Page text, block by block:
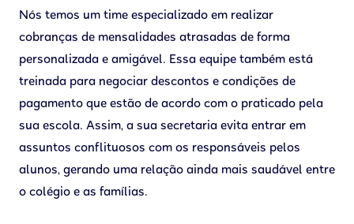
Nós temos um time especializado em realizar
cobranças de mensalidades atrasadas de forma
personalizada e amigável. Essa equipe também está
treinada para negociar descontos e condições de
pagamento que estão de acordo com o praticado pela
sua escola. Assim, a sua secretaria evita entrar em
assuntos conflituosos com os responsáveis pelos
alunos, gerando uma relação ainda mais saudável entre
o colégio e as famílias.